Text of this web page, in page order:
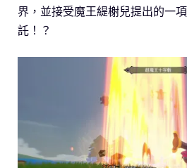
界，並接受魔王緹榭兒提出的一
託！？